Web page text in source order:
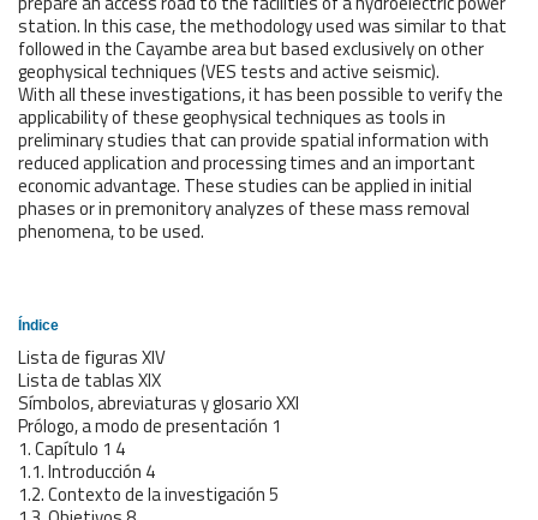
station. In this case, the methodology used was similar to that
followed in the Cayambe area but based exclusively on other
geophysical techniques (VES tests and active seismic).
With all these investigations, it has been possible to verify the
applicability of these geophysical techniques as tools in
preliminary studies that can provide spatial information with
reduced application and processing times and an important
economic advantage. These studies can be applied in initial
phases or in premonitory analyzes of these mass removal
phenomena, to be used.
Índice
Lista de figuras XIV
Lista de tablas XIX
Símbolos, abreviaturas y glosario XXI
Prólogo, a modo de presentación 1
1. Capítulo 1 4
1.1. Introducción 4
1.2. Contexto de la investigación 5